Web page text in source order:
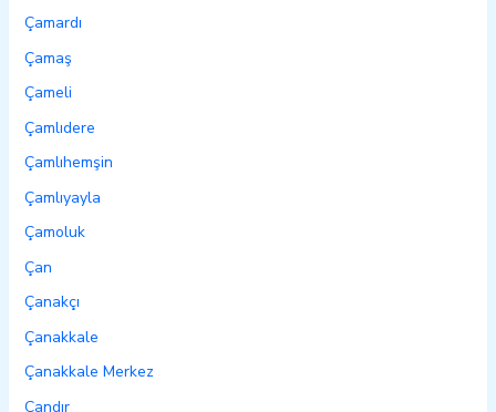
Çamardı
Çamaş
Çameli
Çamlıdere
Çamlıhemşin
Çamlıyayla
Çamoluk
Çan
Çanakçı
Çanakkale
Çanakkale Merkez
Çandır